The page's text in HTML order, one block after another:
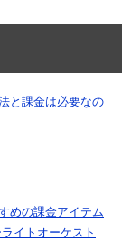
と課金は必要なの
めの課金アイテム
イトオーケスト